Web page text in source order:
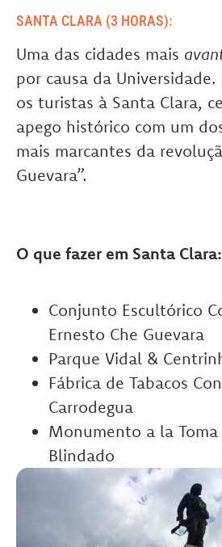
SANTA CLARA (3 HORAS):
Uma das cidades mais
por causa da
os turistas à Santa Clara,
apego histórico com um
mais marcantes da
Guevara”.
O que fazer em Santa Clara:
Conjunto Escultórico
Ernesto Che Guevara
Parque Vidal &
Fábrica de Tabacos
Carrodegua
Monumento a la Toma
Blindado